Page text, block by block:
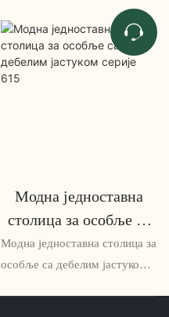
Модна једноставна
столица за особље са
дебелим јастуком
серије 615
Модна једноставна столица за
особље са дебелим јастуком